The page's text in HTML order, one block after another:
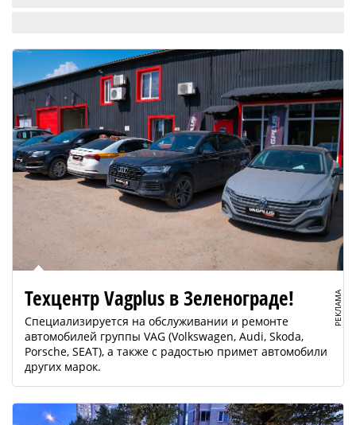
РЕКЛАМА
Техцентр Vagplus в Зеленограде!
Специализируется на обслуживании и ремонте
автомобилей группы VAG (Volkswagen, Audi, Skoda,
Porsche, SEAT), а также с радостью примет автомобили
других марок.